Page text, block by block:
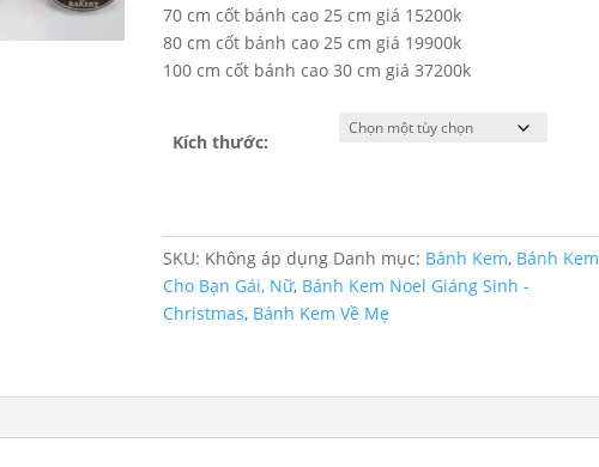
70 cm cốt bánh cao 25 cm giá 15200k
80 cm cốt bánh cao 25 cm giá 19900k
100 cm cốt bánh cao 30 cm giá 37200k
Kích thước:
SKU: Không áp dụng Danh mục: Bánh Kem, Bánh Kem
Cho Bạn Gái, Nữ, Bánh Kem Noel Giáng Sinh -
Christmas, Bánh Kem Về Mẹ